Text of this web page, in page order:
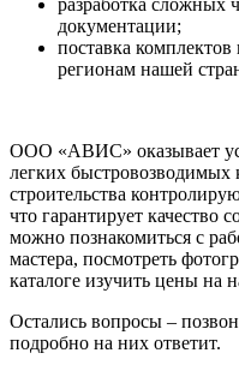
документации;
поставка
регионам нашей
ООО «АВИС» оказывает
легких быстровозводимых
строительства
что гарантирует качество
можно познакомиться с
мастера, посмотреть
каталоге изучить цены на
Остались вопросы –
подробно на них ответит.